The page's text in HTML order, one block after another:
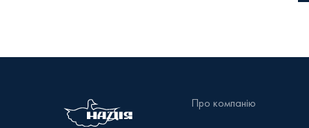
Про компанію